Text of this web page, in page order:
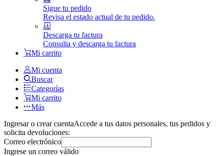
Sigue tu pedido
Revisa el estado actual de tu pedido.
Descarga tu factura
Consulta y descarga tu factura
Mi carrito
Mi cuenta
Buscar
Categorías
Mi carrito
Más
Ingresar o crear cuentaAccede a tus datos personales, tus pedidos y
solicita devoluciones:
Correo electrónico
Ingrese un correo válido